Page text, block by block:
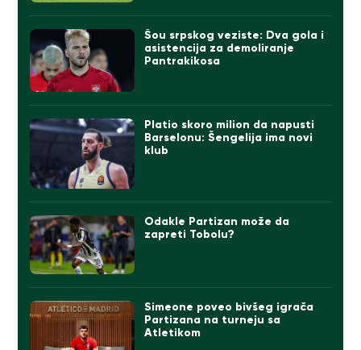
Šou srpskog veziste: Dva gola i
asistencija za demoliranje
Pantrakikosa
Platio skoro milion da napusti
Barselonu: Šengelija ima novi
klub
Odakle Partizan može da
zapreti Tobolu?
Simeone poveo bivšeg igrača
Partizana na turneju sa
Atletikom